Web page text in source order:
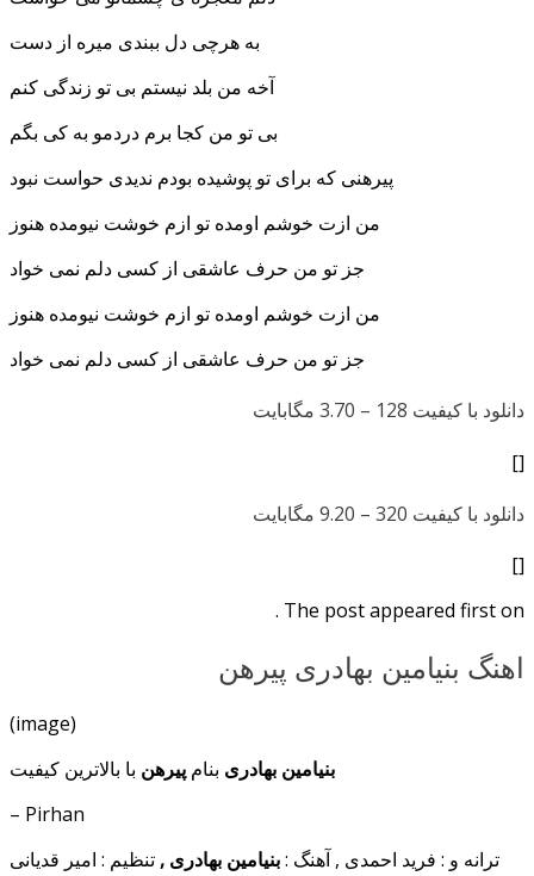
به هرچی دل ببندی میره از دست
آخه من بلد نیستم بی تو زندگی کنم
بی تو من کجا برم دردمو به کی بگم
پیرهنی که برای تو پوشیده بودم ندیدی حواست نبود
من ازت خوشم اومده تو ازم خوشت نیومده هنوز
جز تو من حرف عاشقی از کسی دلم نمی خواد
من ازت خوشم اومده تو ازم خوشت نیومده هنوز
جز تو من حرف عاشقی از کسی دلم نمی خواد
دانلود با کیفیت 128 –
3.70 مگابایت
[]
دانلود با کیفیت 320 –
9.20 مگابایت
[]
The post appeared first on .
اهنگ بنیامین بهادری پیرهن
(image)
بنیامین بهادری بنام پیرهن با بالاترین کیفیت
– Pirhan
ترانه و : فرید احمدی , آهنگ :بنیامین بهادری , تنظیم : امیر قدیانی